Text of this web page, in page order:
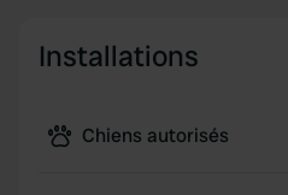
Installations
Chiens autorisés